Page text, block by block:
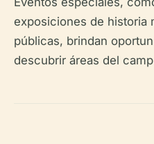
exposiciones de historia
públicas, brindan
descubrir áreas del